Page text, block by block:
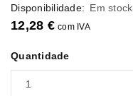
Disponibilidade: Em stock
12,28 € com IVA
Quantidade